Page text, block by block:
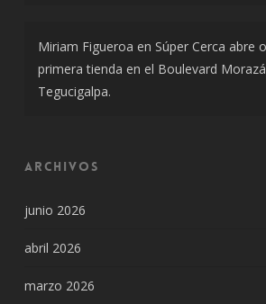
Miriam Figueroa en Súper Cerca abre
primera tienda en el Boulevard
Tegucigalpa.
Archivos
junio 2026
abril 2026
marzo 2026